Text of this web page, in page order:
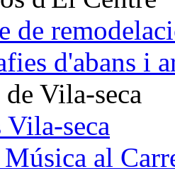
de
d'abans i
Vila-seca
seca
al